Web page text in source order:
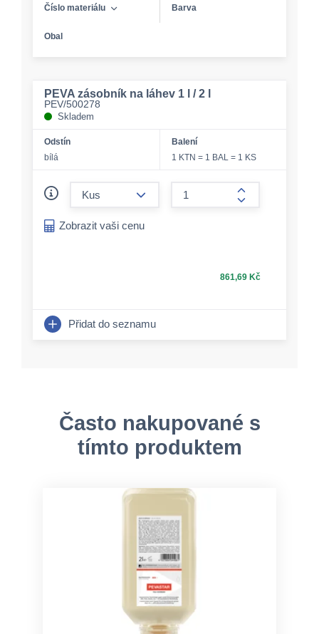
Číslo materiálu Barva
Obal
PEVA zásobník na láhev 1 l / 2 l
PEV/500278
Skladem
Odstín
bílá
Balení
1 KTN = 1 BAL = 1 KS
form.increase-
Zobrazit vaši cenu
861,69 Kč
Přidat do seznamu
Často nakupované s
tímto produktem